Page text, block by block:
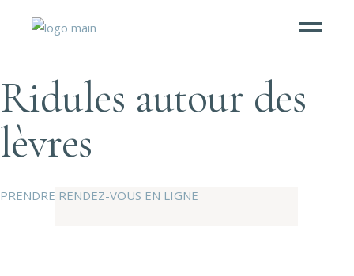
Ridules autour des
lèvres
PRENDRE RENDEZ-VOUS EN LIGNE